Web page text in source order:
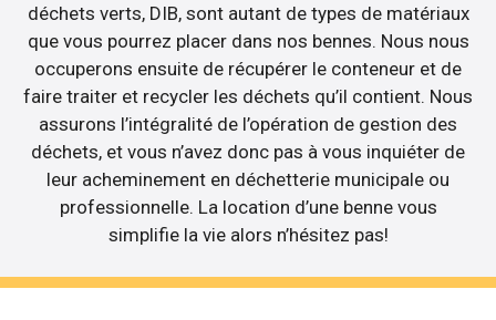
déchets verts, DIB, sont autant de types de matériaux
que vous pourrez placer dans nos bennes. Nous nous
occuperons ensuite de récupérer le conteneur et de
faire traiter et recycler les déchets qu’il contient. Nous
assurons l’intégralité de l’opération de gestion des
déchets, et vous n’avez donc pas à vous inquiéter de
leur acheminement en déchetterie municipale ou
professionnelle. La location d’une benne vous
simplifie la vie alors n’hésitez pas!